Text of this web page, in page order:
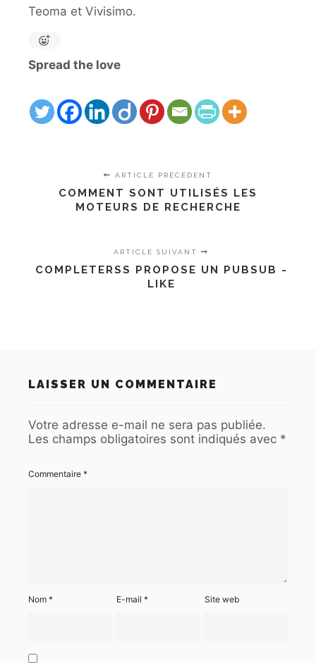
Teoma et Vivisimo.
Spread the love
ARTICLE PRÉCÉDENT
COMMENT SONT UTILISÉS LES
MOTEURS DE RECHERCHE
ARTICLE SUIVANT
COMPLETERSS PROPOSE UN PUBSUB -
LIKE
LAISSER UN COMMENTAIRE
Votre adresse e-mail ne sera pas publiée.
Les champs obligatoires sont indiqués avec *
Commentaire *
Nom * E-mail* Site web